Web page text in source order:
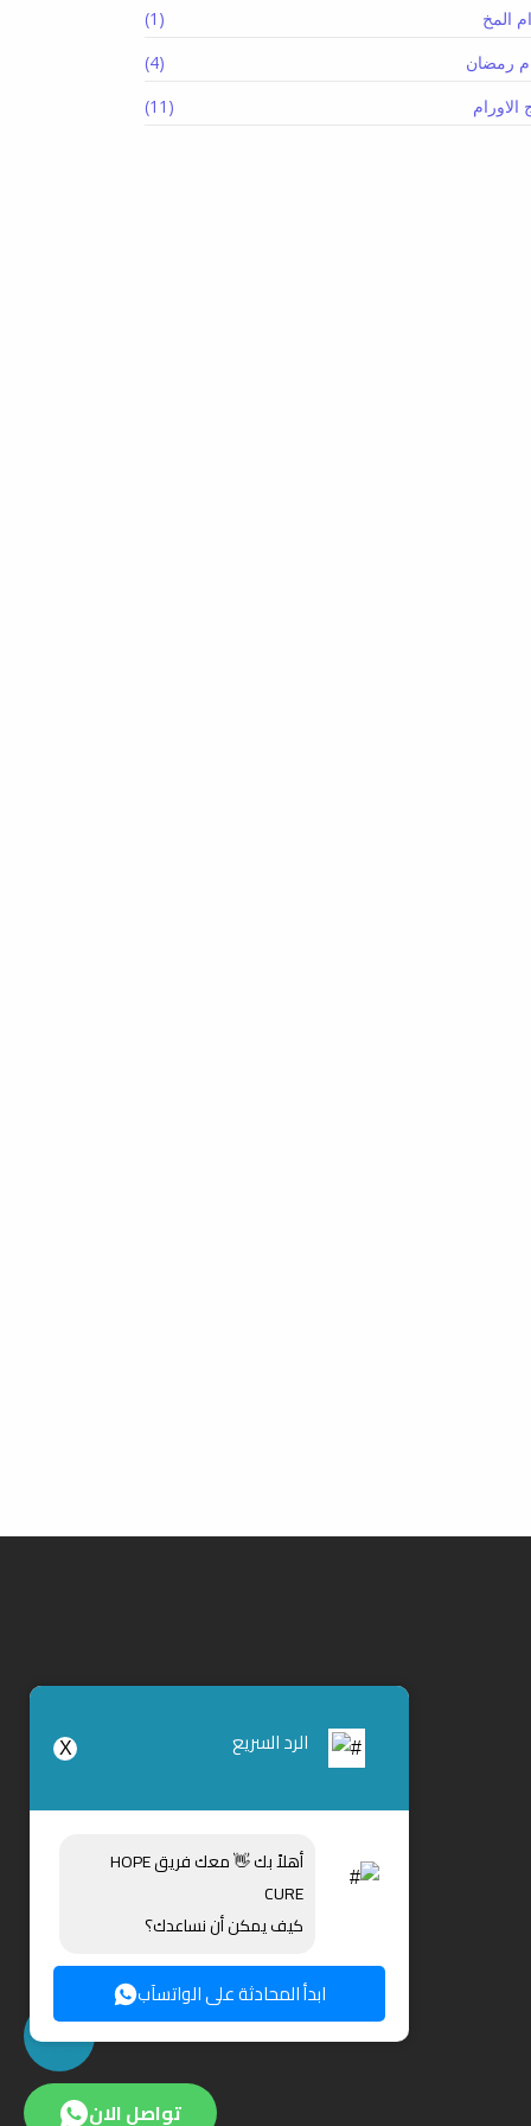
المخ
(1)
رمضان
(4)
الاورام
(11)
الرد السريع X
أهلاً بك👋
معك فريق HOPE
CURE
كيف يمكن أن نساعدك؟
ابدأ المحادثة على الواتسآب
تواصل الان